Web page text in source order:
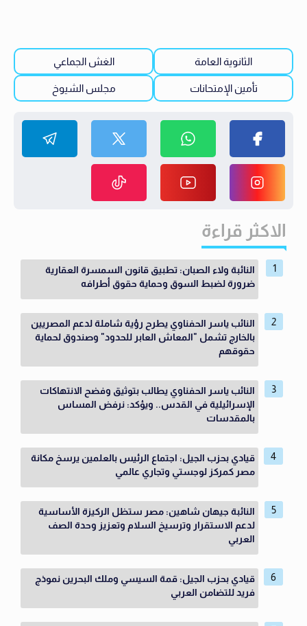
الثانوية العامة الغش الجماعي
تأمين الإمتحانات مجلس الشيوخ
الاكثر قراءة
النائبة ولاء الصبان: تطبيق قانون السمسرة العقارية
ضرورة لضبط السوق وحماية حقوق أطرافه
النائب ياسر الحفناوي يطرح رؤية شاملة لدعم المصريين
بالخارج تشمل "المعاش العابر للحدود" وصندوق لحماية
حقوقهم
النائب ياسر الحفناوي يطالب بتوثيق وفضح الانتهاكات
الإسرائيلية في القدس.. ويؤكد: نرفض المساس
بالمقدسات
قيادي بحزب الجيل: اجتماع الرئيس بالعلمين يرسخ مكانة
مصر كمركز لوجستي وتجاري عالمي
النائبة جيهان شاهين: مصر ستظل الركيزة الأساسية
لدعم الاستقرار وترسيخ السلام وتعزيز وحدة الصف
العربي
قيادي بحزب الجيل: قمة السيسي وملك البحرين نموذج
فريد للتضامن العربي